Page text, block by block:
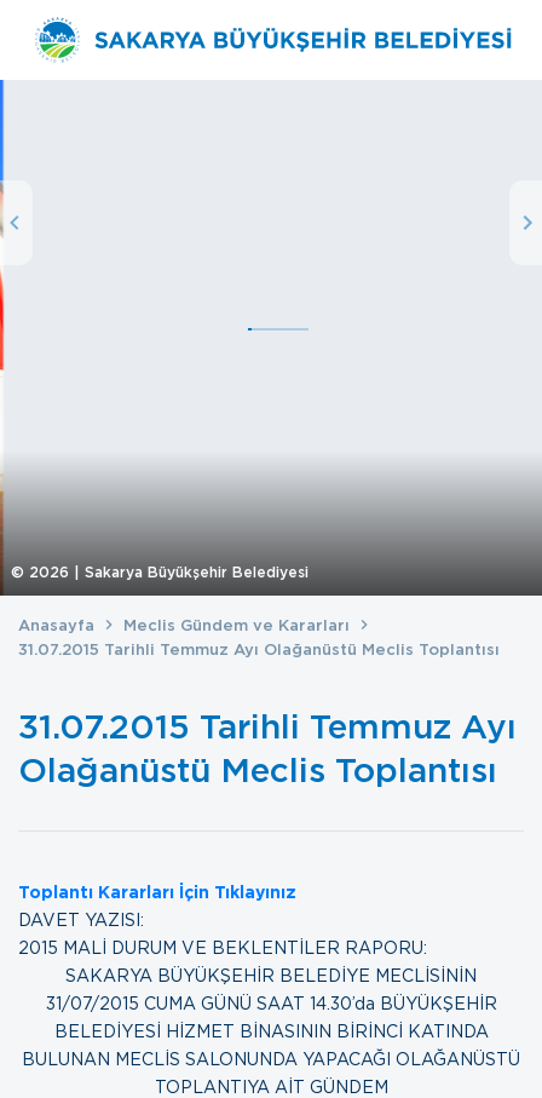
© 2026 | Sakarya Büyükşehir Belediyesi
Anasayfa
Meclis Gündem ve Kararları
31.07.2015 Tarihli Temmuz Ayı Olağanüstü Meclis Toplantısı
31.07.2015 Tarihli Temmuz Ayı
Olağanüstü Meclis Toplantısı
Toplantı Kararları İçin Tıklayınız
DAVET YAZISI:
2015 MALİ DURUM VE BEKLENTİLER RAPORU:
SAKARYA BÜYÜKŞEHİR BELEDİYE MECLİSİNİN
31/07/2015 CUMA GÜNÜ SAAT 14.30’da BÜYÜKŞEHİR
BELEDİYESİ HİZMET BİNASININ BİRİNCİ KATINDA
BULUNAN MECLİS SALONUNDA YAPACAĞI OLAĞANÜSTÜ
TOPLANTIYA AİT GÜNDEM